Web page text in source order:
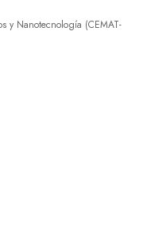
y Nanotecnología (CEMAT-